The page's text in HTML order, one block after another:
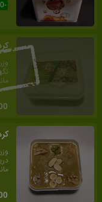
-5,000 -
کره
کره